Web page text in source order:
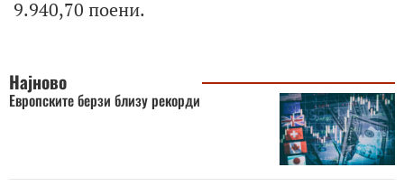
9.940,70 поени.
Најново
Европските берзи близу рекорди